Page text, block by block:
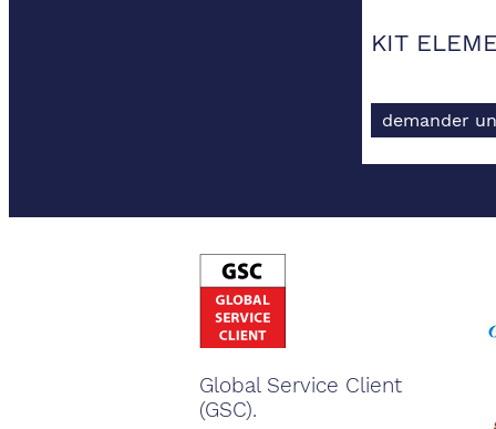
KIT
demander
Global Service Client
(GSC).